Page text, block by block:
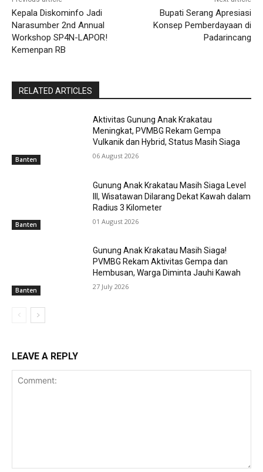
Kepala Diskominfo Jadi
Narasumber 2nd Annual
Workshop SP4N-LAPOR!
Kemenpan RB
Bupati Serang Apresiasi
Konsep Pemberdayaan di
Padarincang
RELATED ARTICLES
Banten
Aktivitas Gunung Anak Krakatau
Meningkat, PVMBG Rekam Gempa
Vulkanik dan Hybrid, Status Masih Siaga
06 August 2026
Banten
Gunung Anak Krakatau Masih Siaga Level
III, Wisatawan Dilarang Dekat Kawah dalam
Radius 3 Kilometer
01 August 2026
Banten
Gunung Anak Krakatau Masih Siaga!
PVMBG Rekam Aktivitas Gempa dan
Hembusan, Warga Diminta Jauhi Kawah
27 July 2026
LEAVE A REPLY